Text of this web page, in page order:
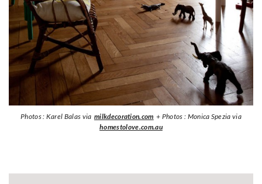
Photos : Karel Balas via milkdecoration.com + Photos : Monica Spezia via
homestolove.com.au